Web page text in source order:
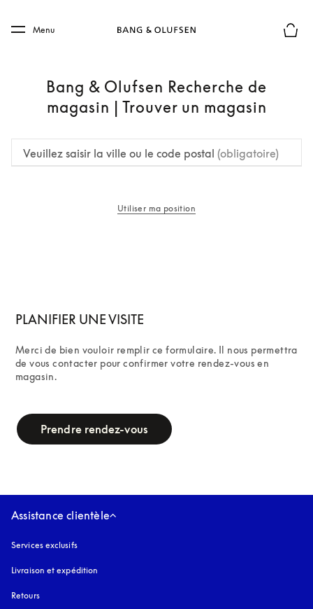
Skip to main footer
Menu
Bang & Olufsen Recherche de
magasin | Trouver un magasin
Veuillez saisir la ville ou le code postal (obligatoire)
Utiliser ma position
PLANIFIER UNE VISITE
Merci de bien vouloir remplir ce formulaire. Il nous permettra
de vous contacter pour confirmer votre rendez-vous en
magasin.
Prendre rendez-vous
Assistance clientèle
Services exclusifs
Livraison et expédition
Retours